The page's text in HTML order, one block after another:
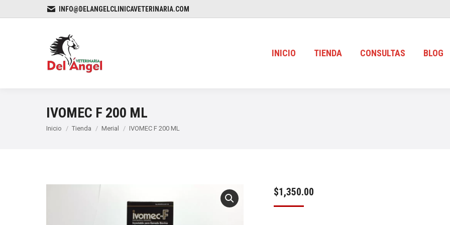
INFO@DELANGELCLINICAVETERINARIA.COM
INICIO TIENDA CONSULTAS BLOG
IVOMEC F 200 ML
Estás aquí:
Inicio Tienda Merial IVOMEC F 200 ML
$1,350.00